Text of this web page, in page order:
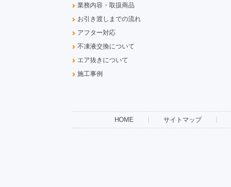
業務内容・取扱商品
お引き渡しまでの流れ
アフター対応
不凍液交換について
エア抜きについて
施工事例
HOME サイトマップ